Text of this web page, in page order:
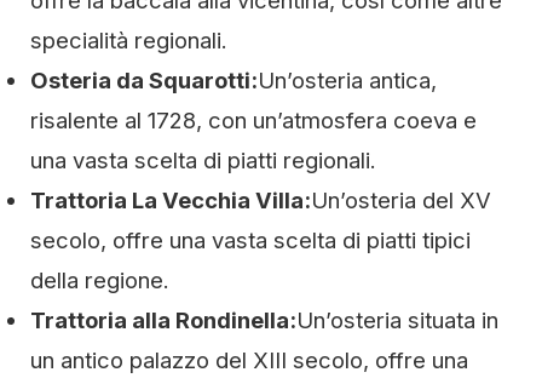
specialità regionali.
Osteria da Squarotti:Un’osteria antica,
risalente al 1728, con un’atmosfera coeva e
una vasta scelta di piatti regionali.
Trattoria La Vecchia Villa:Un’osteria del XV
secolo, offre una vasta scelta di piatti tipici
della regione.
Trattoria alla Rondinella:Un’osteria situata in
un antico palazzo del XIII secolo, offre una